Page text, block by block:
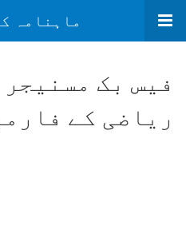
ماہنامہ
فیس بک
ریاضی کے